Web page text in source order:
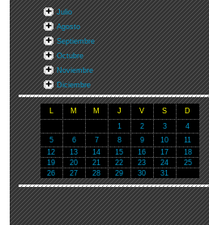
Julio
Agosto
Septiembre
Octubre
Noviembre
Diciembre
L M M J V S
D
1
2 3
4
5
6 7 8 9 10
11
12
13 14 15 16 17
18
19
20 21 22 23 24
25
26
27 28 29 30 31